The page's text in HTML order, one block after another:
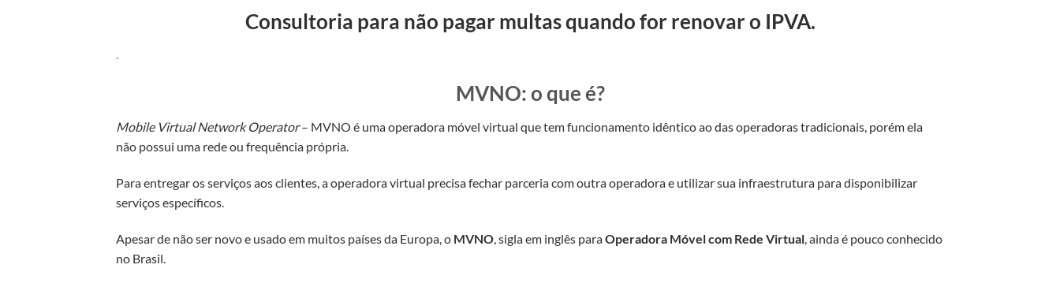
Consultoria para não pagar multas quando for renovar o IPVA.
.
MVNO: o que é?
Mobile Virtual Network Operator– MVNO é uma operadora móvel virtual que tem funcionamento idêntico ao das operadoras tradicionais, porém ela
não possui uma rede ou frequência própria.
Para entregar os serviços aos clientes, a operadora virtual precisa fechar parceria com outra operadora e utilizar sua infraestrutura para disponibilizar
serviços específicos.
Apesar de não ser novo e usado em muitos países da Europa, o MVNO , sigla em inglês paraOperadora Móvel com Rede Virtual , ainda é pouco conhecido
no Brasil.